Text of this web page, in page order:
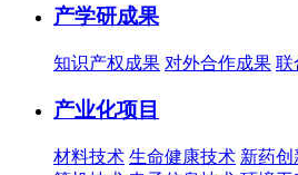
产学研成果
知识产权成果 对外合作成果 联
产业化项目
材料技术 生命健康技术 新药